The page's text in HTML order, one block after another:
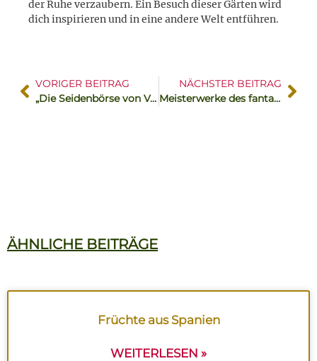
der Ruhe verzaubern. Ein Besuch dieser Gärten wird
dich inspirieren und in eine andere Welt entführen.
VORIGER BEITRAG
„Die Seidenbörse von Valencia“
NÄCHSTER BEITRAG
Meisterwerke des fantasievollen üppigen Jugendstils
ÄHNLICHE BEITRÄGE
Früchte aus Spanien
WEITERLESEN »